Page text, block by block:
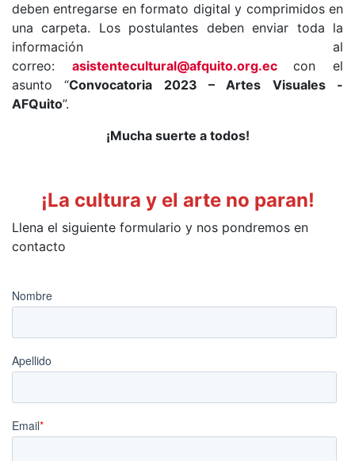
deben entregarse en formato digital y comprimidos en
una carpeta. Los postulantes deben enviar toda la
información al
correo: asistentecultural@afquito.org.ec
con el
asunto “Convocatoria 2023 – Artes Visuales -
AFQuito”.
¡Mucha suerte a todos!
¡La cultura y el arte no paran!
Llena el siguiente formulario y nos pondremos en
contacto